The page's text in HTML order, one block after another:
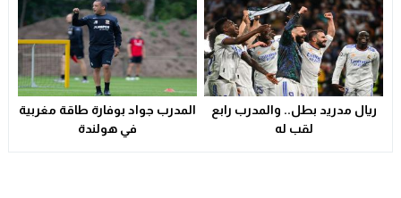
ما قبل المباراة.. #الوداد
ريال مدريد بطل.. والمدرب رابع
لقب له
المدرب جواد بوفارة طاقة مغربية
في هولندة